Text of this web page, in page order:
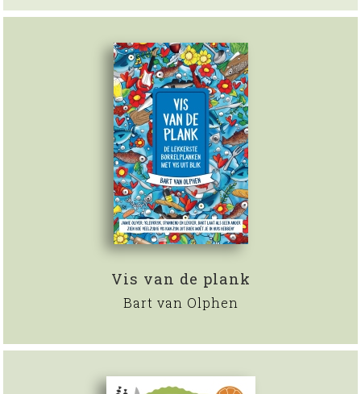
Vis van de plank
Bart van Olphen